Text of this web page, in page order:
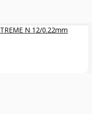
N 12/0.22mm